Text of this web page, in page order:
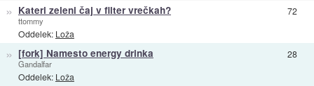
» Kateri zeleni čaj v filter vrečkah?
ttommy
Oddelek: Loža
72
» [fork] Namesto energy drinka
Gandalfar
Oddelek: Loža
28